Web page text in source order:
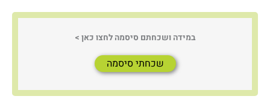
שכחתי סיסמה